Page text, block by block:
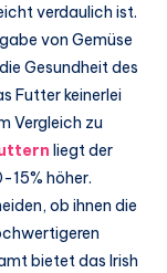
verdaulich ist.
von Gemüse
Gesundheit des
Futter keinerlei
Vergleich zu
liegt der
15% höher.
ob ihnen die
bietet das Irish